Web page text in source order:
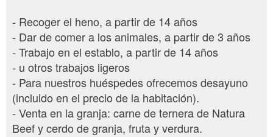
- Recoger el heno, a partir de 14 años
- Dar de comer a los animales, a partir de 3 años
- Trabajo en el establo, a partir de 14 años
- u otros trabajos ligeros
- Para nuestros huéspedes ofrecemos desayuno
(incluido en el precio de la habitación).
- Venta en la granja: carne de ternera de Natura
Beef y cerdo de granja, fruta y verdura.